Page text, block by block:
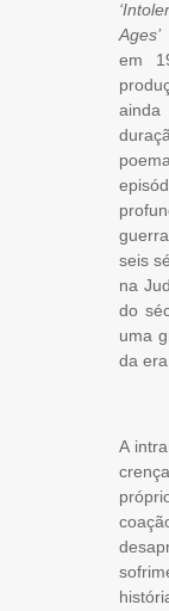
Ages’
em
seis
na
do
uma
da
A